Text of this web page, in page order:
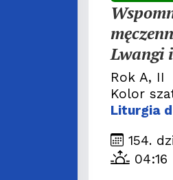
Lwangi
Rok A, II
Kolor
Liturgia
154.